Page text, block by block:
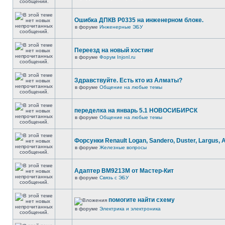
Ошибка ДПКВ Р0335 на инженерном блоке.
в форуме Инженерные ЭБУ
Переезд на новый хостинг
в форуме Форум Injonl.ru
Здравствуйте. Есть кто из Алматы?
в форуме Общение на любые темы
переделка на январь 5.1 НОВОСИБИРСК
в форуме Общение на любые темы
Форсунки Renault Logan, Sandero, Duster, Largus,
в форуме Железные вопросы
Адаптер BM9213M от Мастер-Кит
в форуме Связь с ЭБУ
помогите найти схему
в форуме Электрика и электроника